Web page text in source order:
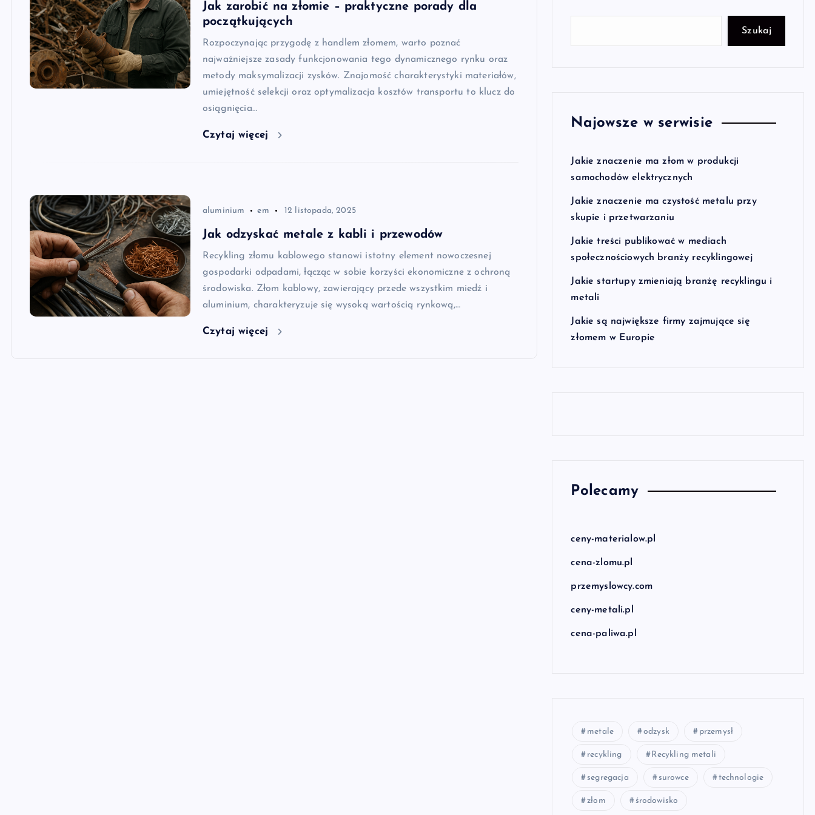
Jak zarobić na złomie – praktyczne porady dla
początkujących
Rozpoczynając przygodę z handlem złomem, warto poznać
najważniejsze zasady funkcjonowania tego dynamicznego rynku oraz
metody maksymalizacji zysków. Znajomość charakterystyki materiałów,
umiejętność selekcji oraz optymalizacja kosztów transportu to klucz do
osiągnięcia…
Czytaj więcej
aluminium em 12 listopada, 2025
Jak odzyskać metale z kabli i przewodów
Recykling złomu kablowego stanowi istotny element nowoczesnej
gospodarki odpadami, łącząc w sobie korzyści ekonomiczne z ochroną
środowiska. Złom kablowy, zawierający przede wszystkim miedź i
aluminium, charakteryzuje się wysoką wartością rynkową,…
Czytaj więcej
Szukaj
Najowsze w serwisie
Jakie znaczenie ma złom w produkcji
samochodów elektrycznych
Jakie znaczenie ma czystość metalu przy
skupie i przetwarzaniu
Jakie treści publikować w mediach
społecznościowych branży recyklingowej
Jakie startupy zmieniają branżę recyklingu i
metali
Jakie są największe firmy zajmujące się
złomem w Europie
Polecamy
ceny-materialow.pl
cena-zlomu.pl
przemyslowcy.com
ceny-metali.pl
cena-paliwa.pl
metale odzysk przemysł
recykling Recykling metali
segregacja surowce technologie
złom środowisko